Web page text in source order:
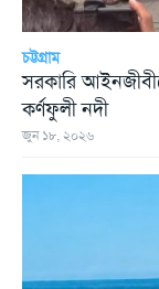
চট্টগ্রাম
সরকারি
কর্ণফুলী নদী
জুন ১৮, ২০২৬